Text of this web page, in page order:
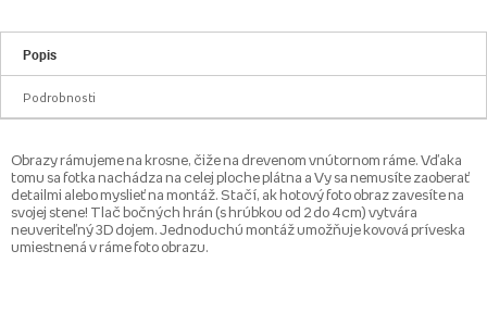
Popis
Podrobnosti
Obrazy rámujeme na krosne, čiže na drevenom vnútornom ráme. Vďaka
tomu sa fotka nachádza na celej ploche plátna a Vy sa nemusíte zaoberať
detailmi alebo myslieť na montáž. Stačí, ak hotový foto obraz zavesíte na
svojej stene! Tlač bočných hrán (s hrúbkou od 2 do 4 cm) vytvára
neuveriteľný 3D dojem. Jednoduchú montáž umožňuje kovová príveska
umiestnená v ráme foto obrazu.